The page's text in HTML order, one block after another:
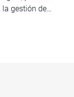
la gestión de
de referencia,